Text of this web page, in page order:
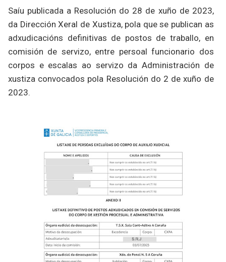
Saíu publicada a Resolución do 28 de xuño de 2023,
da Dirección Xeral de Xustiza, pola que se publican as
adxudicacións definitivas de postos de traballo, en
comisión de servizo, entre persoal funcionario dos
corpos e escalas ao servizo da Administración de
xustiza convocados pola Resolución do 2 de xuño de
2023.